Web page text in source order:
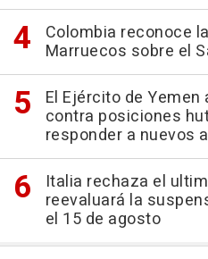
Colombia reconoce
Marruecos sobre el
El Ejército de
contra posiciones
responder a nuevos
Italia rechaza el
reevaluará la
el 15 de agosto